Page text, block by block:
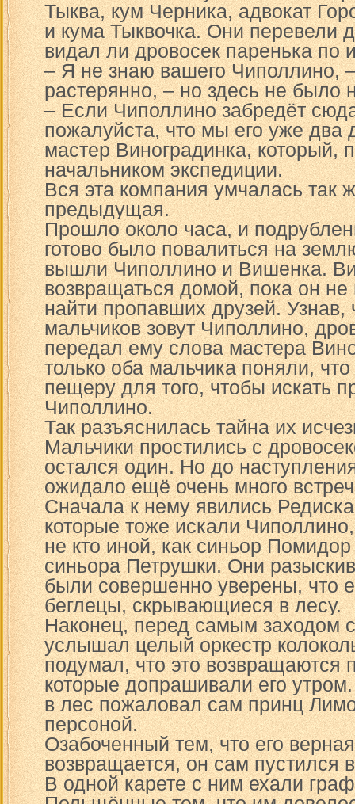
Тыква, кум Черника, адвокат
и кума Тыквочка. Они перевели
видал ли дровосек паренька по
– Я не знаю вашего Чиполлино,
растерянно, – но здесь не было
– Если Чиполлино забредёт
пожалуйста, что мы его уже два
мастер Виноградинка, который,
начальником экспедиции.
Вся эта компания умчалась так
предыдущая.
Прошло около часа, и
готово было повалиться на
вышли Чиполлино и Вишенка.
возвращаться домой, пока он
найти пропавших друзей. Узнав,
мальчиков зовут Чиполлино,
передал ему слова мастера
только оба мальчика поняли,
пещеру для того, чтобы искать
Чиполлино.
Так разъяснилась тайна их
Мальчики простились с
остался один. Но до
ожидало ещё очень много
Сначала к нему явились
которые тоже искали
не кто иной, как синьор
синьора Петрушки. Они
были совершенно уверены, что
беглецы, скрывающиеся в лесу.
Наконец, перед самым заходом
услышал целый оркестр
подумал, что это возвращаются
которые допрашивали его
в лес пожаловал сам принц
персоной.
Озабоченный тем, что его
возвращается, он сам пустился
В одной карете с ним ехали